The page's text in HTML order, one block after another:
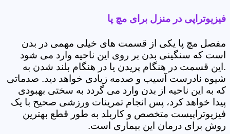
فیزیوتراپی در منزل برای مچ پا
مفصل مچ پا یکی از قسمت های خیلی مهمی در بدن
است که سنگینی بدن بر روی این ناحیه وارد می شود
.این قسمت در هنگام پریدن یا در هنگام بلند شدن به
شیوه نادرست آسیب و صدمه زیادی خواهد دید. صدماتی
که به این ناحیه از بدن وارد می گردد به سختی بهبودی
پیدا خواهد کرد، پس انجام تمرینات ورزشی صحیح با یک
فیزیوتراپیست متخصص و کاربلد به طور قطع بهترین
روش برای درمان این بیماری است.